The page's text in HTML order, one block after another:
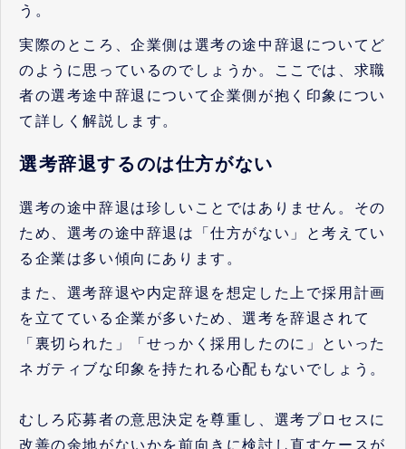
う。
実際のところ、企業側は選考の途中辞退についてど
のように思っているのでしょうか。ここでは、求職
者の選考途中辞退について企業側が抱く印象につい
て詳しく解説します。
選考辞退するのは仕方がない
選考の途中辞退は珍しいことではありません。その
ため、選考の途中辞退は「仕方がない」と考えてい
る企業は多い傾向にあります。
また、選考辞退や内定辞退を想定した上で採用計画
を立てている企業が多いため、選考を辞退されて
「裏切られた」「せっかく採用したのに」といった
ネガティブな印象を持たれる心配もないでしょう。
むしろ応募者の意思決定を尊重し、選考プロセスに
改善の余地がないかを前向きに検討し直すケースが